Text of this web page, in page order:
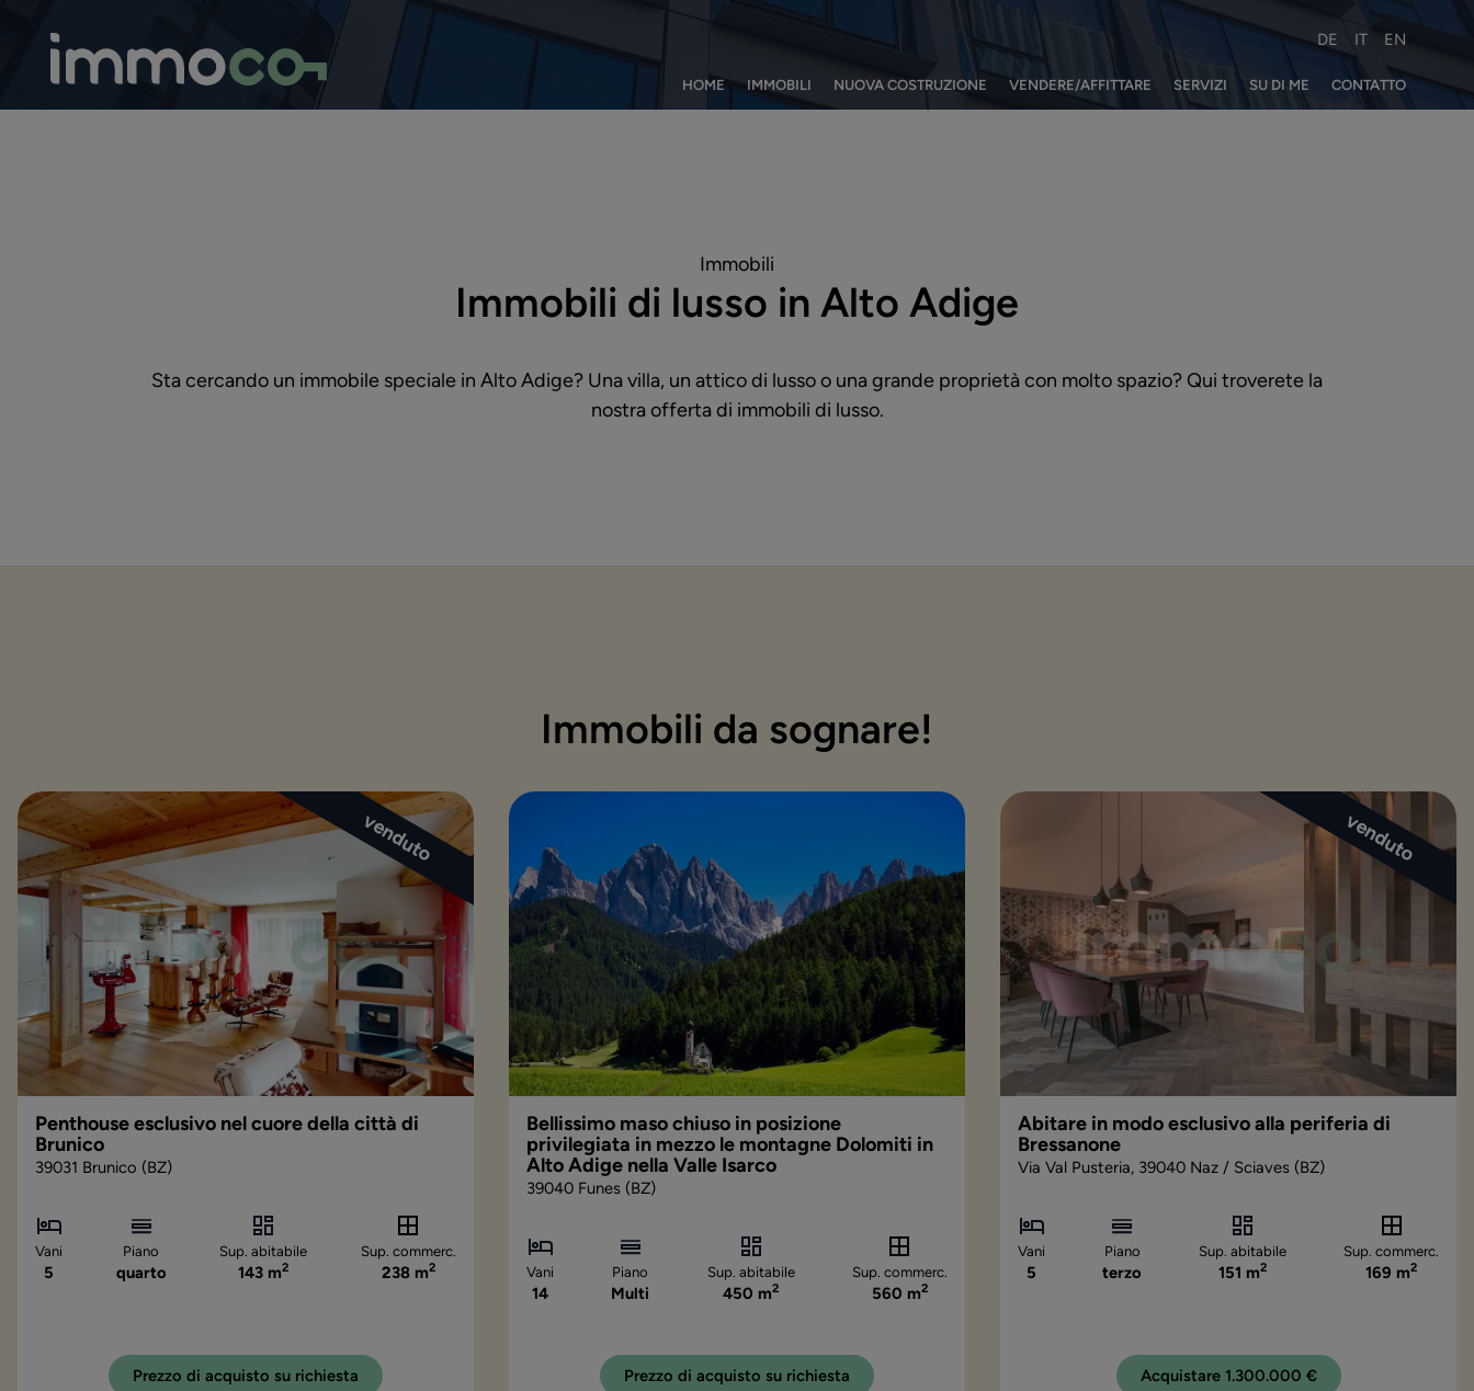
DE IT EN
HOME IMMOBILI NUOVA COSTRUZIONE VENDERE/AFFITTARE SERVIZI SU DI ME CONTATTO
Immobili
Immobili di lusso in Alto Adige
Sta cercando un immobile speciale in Alto Adige? Una villa, un attico di lusso o una grande proprietà con molto spazio? Qui troverete la
nostra offerta di immobili di lusso.
Immobili da sognare!
venduto
Penthouse esclusivo nel cuore della città di
Brunico
39031 Brunico (BZ)
Vani
5
Piano
quarto
Sup. abitabile
143 m2
Sup. commerc.
238 m2
Prezzo di acquisto su richiesta
Bellissimo maso chiuso in posizione
privilegiata in mezzo le montagne Dolomiti in
Alto Adige nella Valle Isarco
39040 Funes (BZ)
Vani
14
Piano
Multi
Sup. abitabile
450 m2
Sup. commerc.
560 m2
Prezzo di acquisto su richiesta
venduto
Abitare in modo esclusivo alla periferia di
Bressanone
Via Val Pusteria, 39040 Naz / Sciaves (BZ)
Vani
5
Piano
terzo
Sup. abitabile
151 m2
Sup. commerc.
169 m2
Acquistare 1.300.000 €